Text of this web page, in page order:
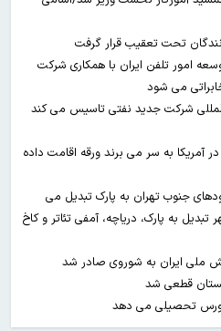
تحت تعقیب قرار گرفت
دلاری توسعه امور تلفن ایران با همکاری شرکت
می شود
المللی شرکت جدید نفتی تاسیس می کند
در آمریکا به سر می برند ورقه اقامت داده
۱۵ روز دیگر گودهای جنوب تهران به پارک تبدیل می
شهر تبدیل به پارک، دریاچه، آمفی تئاتر و کاخ
قطعی شد
بورس تحصیلی می دهد